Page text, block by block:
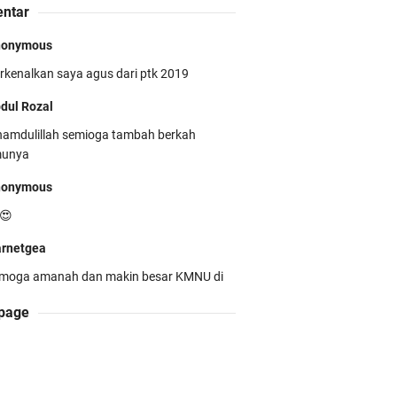
Unila Kembali Torehkan
di PMW !!
Santoso Raih Emas
Biologi Puskanas
saya agus dari ptk 2019
Rozal
semioga tambah berkah
amanah dan makin besar KMNU di